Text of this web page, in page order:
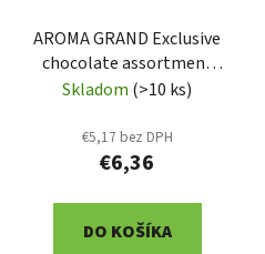
AROMA GRAND Exclusive
chocolate assortment
200g (5781)
Skladom (>10 ks)
€5,17 bez DPH
€6,36
DO KOŠÍKA